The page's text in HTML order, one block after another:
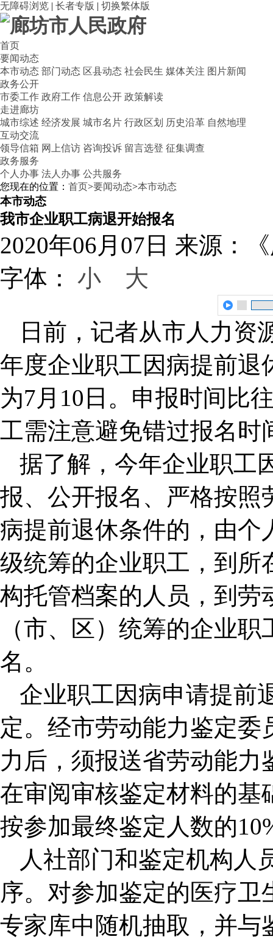
无障碍浏览 | 长者专版 | 切换繁体版
首页
要闻动态
本市动态 部门动态 区县动态 社会民生 媒体关注 图片新闻
政务公开
市委工作 政府工作 信息公开 政策解读
走进廊坊
城市综述 经济发展 城市名片 行政区划 历史沿革 自然地理
互动交流
领导信箱 网上信访 咨询投诉 留言选登 征集调查
政务服务
个人办事 法人办事 公共服务
您现在的位置： 首页>要闻动态>本市动态
本市动态
我市企业职工病退开始报名
2020年06月07日 来源：
字体： 小 大
日前，记者从市人力资
年度企业职工因病提前退
为7月10日。申报时间比
工需注意避免错过报名时
据了解，今年企业职工
报、公开报名、严格按照
病提前退休条件的，由个
级统筹的企业职工，到所
构托管档案的人员，到劳
（市、区）统筹的企业
名。
企业职工因病申请提前
定。经市劳动能力鉴定
力后，须报送省劳动能
在审阅审核鉴定材料的基
按参加最终鉴定人数的
人社部门和鉴定机构人
序。对参加鉴定的医疗
专家库中随机抽取，并与